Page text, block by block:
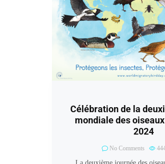
Célébration de la
mondiale des
2024
No Comments